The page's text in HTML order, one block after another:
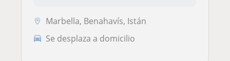
Marbella, Benahavís, Istán
Se desplaza a domicilio